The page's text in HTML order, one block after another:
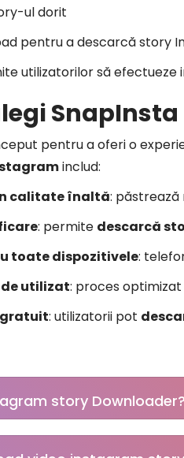
ul dorit
pentru a descarcă story
utilizatorilor să efectueze
pentru a oferi o
includ:
calitate înaltă: păstrează
: permite descarcă
toate dispozitivele:
de utilizat: proces
gratuit: utilizatorii pot
story Downloader?
de sprijin download